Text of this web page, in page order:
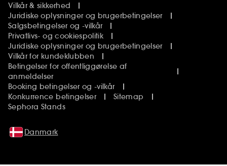
Vilkår & sikkerhed
Juridiske oplysninger og brugerbetingelser
Salgsbetingelser og -vilkår
Privatlivs- og cookiespolitik
Juridiske oplysninger og brugerbetingelser
Vilkår for kundeklubben
Betingelser for offentliggørelse af
anmeldelser
Booking betingelser og -vilkår
Konkurrence betingelser
Sitemap
Sephora Stands
Danmark